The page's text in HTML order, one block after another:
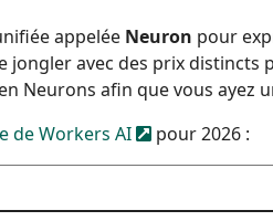
appelée Neuron pour
jongler avec des prix distincts
Neurons afin que vous ayez
de Workers AI pour 2026 :